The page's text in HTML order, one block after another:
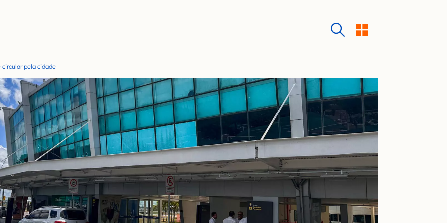
circular pela cidade